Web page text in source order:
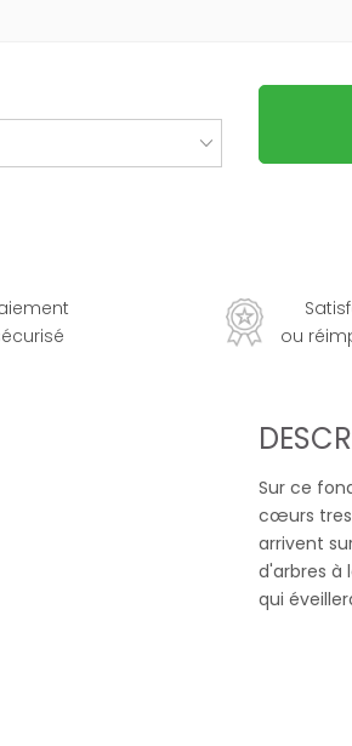
ou
Sur ce
cœurs
arrivent
d'arbres à
qui